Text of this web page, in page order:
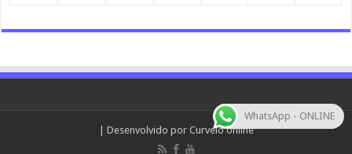
| Desenvolvido por Curvelo online
WhatsApp - ONLINE